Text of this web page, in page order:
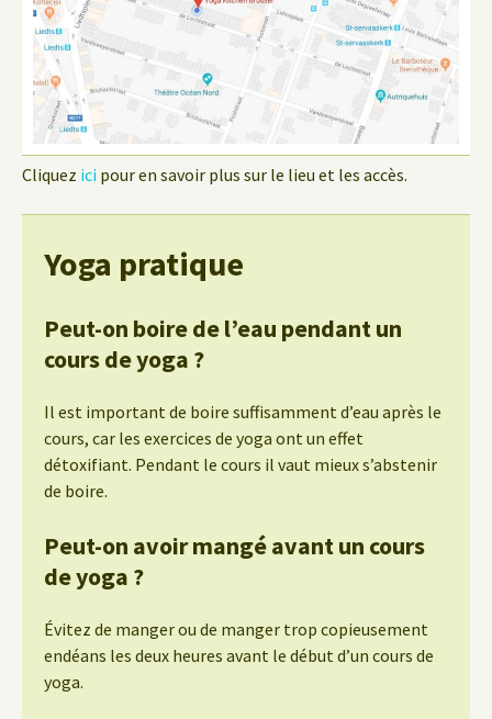
Cliquez ici pour en savoir plus sur le lieu et les accès.
Yoga pratique
Peut-on boire de l’eau pendant un
cours de yoga ?
Il est important de boire suffisamment d’eau après le
cours, car les exercices de yoga ont un effet
détoxifiant. Pendant le cours il vaut mieux s’abstenir
de boire.
Peut-on avoir mangé avant un cours
de yoga ?
Évitez de manger ou de manger trop copieusement
endéans les deux heures avant le début d’un cours de
yoga.